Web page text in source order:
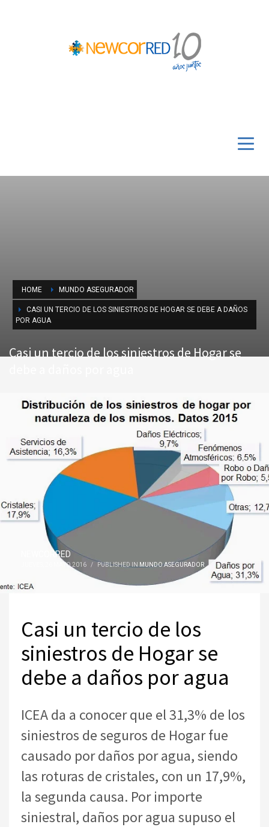
HOME MUNDO ASEGURADOR
CASI UN TERCIO DE LOS SINIESTROS DE HOGAR SE DEBE A DAÑOS
POR AGUA
Casi un tercio de los siniestros de Hogar se
NEWCORRED
JUEVES, 26 MAYO 2016 / PUBLISHED IN MUNDO ASEGURADOR
Casi un tercio de los
siniestros de Hogar se
debe a daños por agua
ICEA da a conocer que el 31,3% de los
siniestros de seguros de Hogar fue
causado por daños por agua, siendo
las roturas de cristales, con un 17,9%,
la segunda causa. Por importe
siniestral, daños por agua supuso el